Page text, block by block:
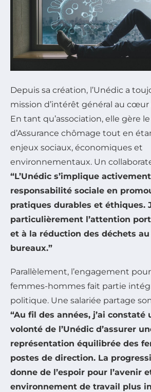
Depuis sa création, l’Unédic a
mission d’intérêt général au cœur
En tant qu’association, elle gère
d’Assurance chômage tout en
enjeux sociaux, économiques et
environnementaux. Un
“L’Unédic s’implique
responsabilité sociale en
pratiques durables et éthiques.
particulièrement l’attention
et à la réduction des déchets
bureaux.”
Parallèlement, l’engagement pour
femmes-hommes fait partie
politique. Une salariée partage
“Au fil des années, j’ai constaté
volonté de l’Unédic d’assurer
représentation équilibrée des
postes de direction. La
donne de l’espoir pour l’avenir
environnement de travail plus